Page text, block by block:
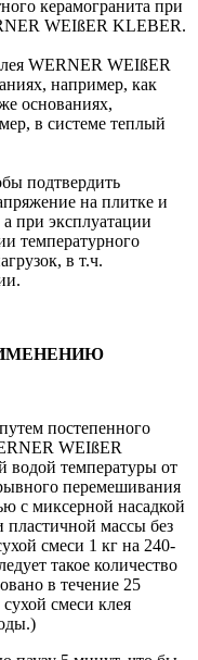
керамогранита при
WEIßER KLEBER.
WERNER WEIßER
например, как
основаниях,
в системе теплый
подтвердить
на плитке и
при эксплуатации
температурного
в т.ч.
постепенного
WEIßER
водой температуры от
перемешивания
с миксерной насадкой
массы без
смеси 1 кг на 240-
такое количество
в течение 25
смеси клея